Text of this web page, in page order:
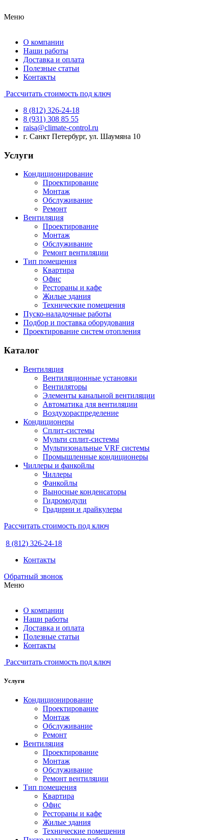
Меню
О компании
Наши работы
Доставка и оплата
Полезные статьи
Контакты
Рассчитать стоимость под ключ
8 (812) 326-24-18
8 (931) 308 85 55
raisa@climate-control.ru
г. Санкт Петербург, ул. Шаумяна 10
Услуги
Кондиционирование
Проектирование
Монтаж
Обслуживание
Ремонт
Вентиляция
Проектирование
Монтаж
Обслуживание
Ремонт вентиляции
Тип помещения
Квартира
Офис
Рестораны и кафе
Жилые здания
Технические помещения
Пуско-наладочные работы
Подбор и поставка оборудования
Проектирование систем отопления
Каталог
Вентиляция
Вентиляционные установки
Вентиляторы
Элементы канальной вентиляции
Автоматика для вентиляции
Воздухораспределение
Кондиционеры
Сплит-системы
Мульти сплит-системы
Мультизональные VRF системы
Промышленные кондиционеры
Чиллеры и фанкойлы
Чиллеры
Фанкойлы
Выносные конденсаторы
Гидромодули
Градирни и драйкулеры
Рассчитать стоимость под ключ
8 (812) 326-24-18
Контакты
Обратный звонок
Меню
О компании
Наши работы
Доставка и оплата
Полезные статьи
Контакты
Рассчитать стоимость под ключ
Услуги
Кондиционирование
Проектирование
Монтаж
Обслуживание
Ремонт
Вентиляция
Проектирование
Монтаж
Обслуживание
Ремонт вентиляции
Тип помещения
Квартира
Офис
Рестораны и кафе
Жилые здания
Технические помещения